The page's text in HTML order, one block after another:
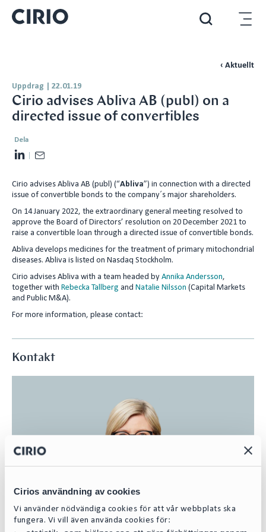
Cirios användning av cookies
Vi använder nödvändiga cookies för att vår webbplats ska
fungera. Vi vill även använda cookies för:
‹ Aktuellt
Uppdrag 22.01.19
Cirio advises Abliva AB (publ) on a
directed issue of convertibles
Dela
L
n
e
d
I
n
a
l
Cirio advises Abliva AB (publ) (“Abliva”) in connection with a directed
issue of convertible bonds to the company´s major shareholders.
On 14 January 2022, the extraordinary general meeting resolved to
approve the Board of Directors’ resolution on 20 December 2021 to
raise a convertible loan through a directed issue of convertible bonds.
Abliva develops medicines for the treatment of primary mitochondrial
diseases. Abliva is listed on Nasdaq Stockholm.
Cirio advises Abliva with a team headed by Annika Andersson,
together with Rebecka Tallberg and Natalie Nilsson (Capital Markets
and Public M&A).
For more information, please contact:
Kontakt